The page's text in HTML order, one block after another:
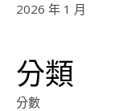
2026 年 1 月
分類
分數